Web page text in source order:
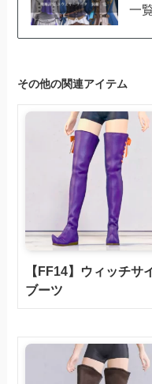
一
その他の関連アイテム
【FF14】ウィッチサ
ブーツ